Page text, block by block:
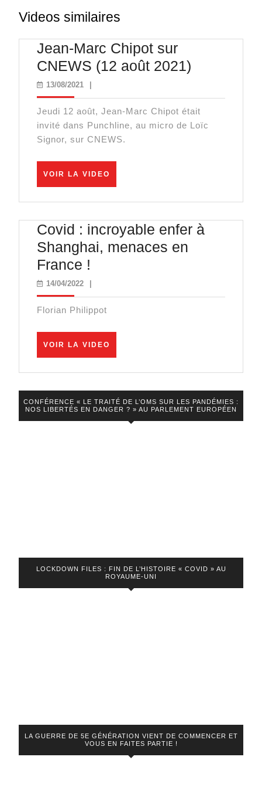
Videos similaires
Jean-Marc Chipot sur
CNEWS (12 août 2021)
Chipot
sur
13/08/202113/08/2021
Jeudi 12 août, Jean-Marc Chipot était
invité dans Punchline, au micro de Loïc
Signor, sur CNEWS.
VOIR LA VIDEO
Covid : incroyable enfer à
Shanghai, menaces en
France !
:
incroyable
enfer
à
Shanghai,
menaces
en
France
!
14/04/202214/04/2022
Florian Philippot
VOIR LA VIDEO
CONFÉRENCE « LE TRAITÉ DE L’OMS SUR LES PANDÉMIES :
NOS LIBERTÉS EN DANGER ? » AU PARLEMENT EUROPÉEN
LOCKDOWN FILES : FIN DE L’HISTOIRE « COVID » AU
ROYAUME-UNI
LA GUERRE DE 5E GÉNÉRATION VIENT DE COMMENCER ET
VOUS EN FAITES PARTIE !